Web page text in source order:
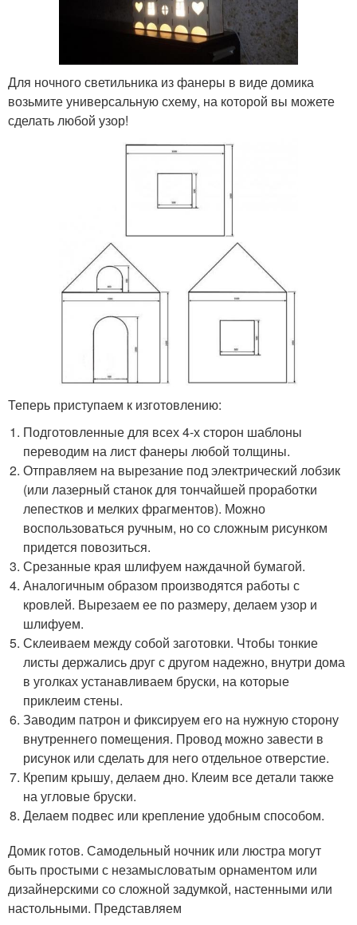
Для ночного светильника из фанеры в виде домика
возьмите универсальную схему, на которой вы можете
сделать любой узор!
Теперь приступаем к изготовлению:
Подготовленные для всех 4-х сторон шаблоны
переводим на лист фанеры любой толщины.
Отправляем на вырезание под электрический лобзик
(или лазерный станок для тончайшей проработки
лепестков и мелких фрагментов). Можно
воспользоваться ручным, но со сложным рисунком
придется повозиться.
Срезанные края шлифуем наждачной бумагой.
Аналогичным образом производятся работы с
кровлей. Вырезаем ее по размеру, делаем узор и
шлифуем.
Склеиваем между собой заготовки. Чтобы тонкие
листы держались друг с другом надежно, внутри дома
в уголках устанавливаем бруски, на которые
приклеим стены.
Заводим патрон и фиксируем его на нужную сторону
внутреннего помещения. Провод можно завести в
рисунок или сделать для него отдельное отверстие.
Крепим крышу, делаем дно. Клеим все детали также
на угловые бруски.
Делаем подвес или крепление удобным способом.
Домик готов. Самодельный ночник или люстра могут
быть простыми с незамысловатым орнаментом или
дизайнерскими со сложной задумкой, настенными или
настольными. Представляем